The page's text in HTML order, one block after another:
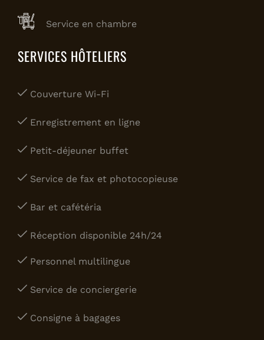
Service en chambre
SERVICES HÔTELIERS
Couverture Wi-Fi
Enregistrement en ligne
Petit-déjeuner buffet
Service de fax et photocopieuse
Bar et cafétéria
Réception disponible 24h/24
Personnel multilingue
Service de conciergerie
Consigne à bagages